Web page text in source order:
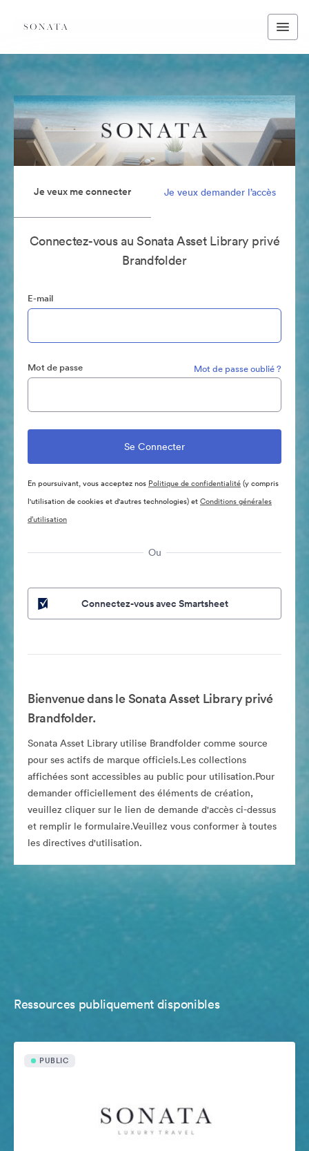
Je veux me connecter Je veux demander l’accès
Connectez-vous au Sonata Asset Library privé
Brandfolder
E-mail
Mot de passe Mot de passe oublié ?
En poursuivant, vous acceptez nos Politique de confidentialité(y compris
l'utilisation de cookies et d'autres technologies) etConditions générales
d’utilisation
Ou
Connectez-vous avec Smartsheet
Bienvenue dans le Sonata Asset Library privé
Brandfolder.
Sonata Asset Library utilise Brandfolder comme source
pour ses actifs de marque officiels.Les collections
affichées sont accessibles au public pour utilisation.Pour
demander officiellement des éléments de création,
veuillez cliquer sur le lien de demande d'accès ci-dessus
et remplir le formulaire.Veuillez vous conformer à toutes
les directives d'utilisation.
Ressources publiquement disponibles
PUBLIC